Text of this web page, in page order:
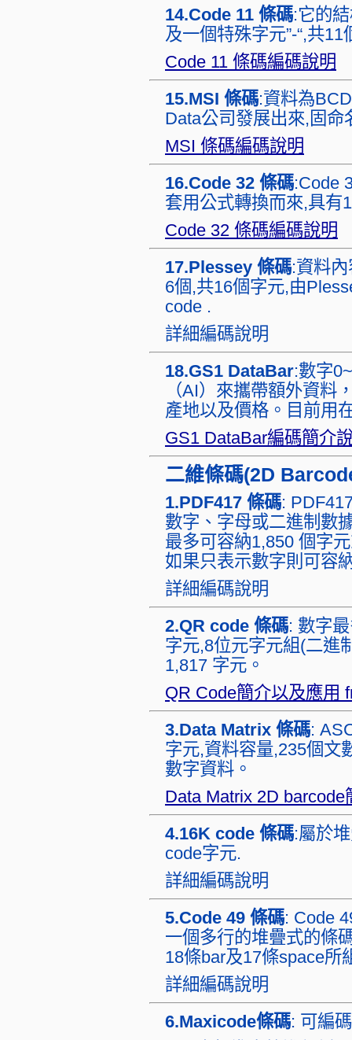
14.Code 11 條碼:它的
及一個特殊字元”-“,共
Code 11 條碼編碼說明
15.MSI 條碼:資料為
Data公司發展出來,固命
MSI 條碼編碼說明
16.Code 32 條碼:Code
套用公式轉換而來,具有
Code 32 條碼編碼說明
17.Plessey 條碼:資料
6個,共16個字元,由
code .
詳細編碼說明
18.GS1 DataBar:數字
（AI）來攜帶額外資料
產地以及價格。目前用
GS1 DataBar編碼簡介
二維條碼(2D
1.PDF417 條碼:
數字、字母或二進制數
最多可容納1,850 個字
如果只表示數字則可容
詳細編碼說明
2.QR code 條碼: 數字
字元,8位元字元組(二進
1,817 字元。
QR Code簡介以及應用
3.Data Matrix 條碼:
字元,資料容量,235個文
數字資料。
Data Matrix 2D
4.16K code 條碼:屬於
code字元.
詳細編碼說明
5.Code 49 條碼: Code
一個多行的堆疊式的條
18條bar及17條space所
詳細編碼說明
6.Maxicode條碼: 可編